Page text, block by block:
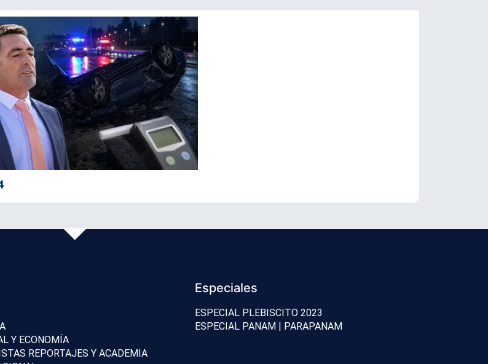
Y ECONOMÍA
REPORTAJES Y ACADEMIA
Especiales
ESPECIAL PLEBISCITO 2023
ESPECIAL PANAM | PARAPANAM